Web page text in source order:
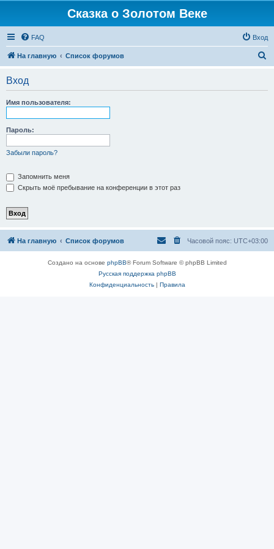
Сказка о Золотом Веке
FAQ Вход
На главную Список форумов
Вход
Имя пользователя:
Пароль:
Забыли пароль?
Запомнить меня
Скрыть моё пребывание на конференции в этот раз
На главную Список форумов Часовой пояс: UTC+03:00
Создано на основе phpBB® Forum Software © phpBB Limited
Русская поддержка phpBB
Конфиденциальность| Правила